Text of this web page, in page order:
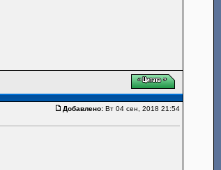
Добавлено:Вт 04 сен, 2018 21:54